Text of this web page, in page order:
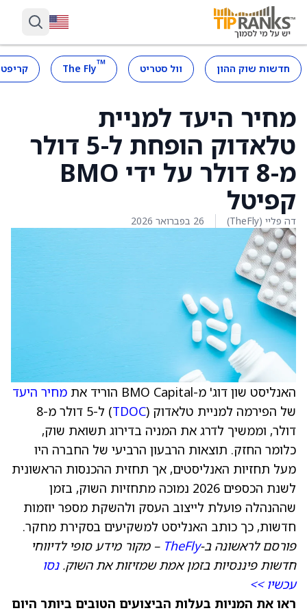
חדשות שוק ההון וול סטריט ™
The Fly
מחיר היעד למניית
טלאדוק הופחת ל-5 דולר
מ-8 דולר על ידי BMO
קפיטל
דה פליי (TheFly) 26 בפברואר 2026
האנליסט שון דוג' מ-BMO Capital הוריד את
מחיר היעד
של הפירמה למניית טלאדוק (TDOC
) ל-5 דולר מ-8
דולר, וממשיך לדרג את המניה בדירוג תשואת שוק,
כלומר החזק. תוצאות הרבעון הרביעי של החברה היו
מעל תחזיות האנליסטים, אך תחזית ההכנסות הראשונית
לשנת הכספים 2026 נמוכה מתחזיות השוק, בזמן
שההנהלה פועלת לייצוב העסק ולהשקת מספר יוזמות
חדשות, כך כותב האנליסט למשקיעים בסקירת מחקר.
פורסם לראשונה ב-TheFly – מקור מידע סופי לדיווחי
חדשות פיננסיות בזמן אמת שמזיזות את השוק.נסו
עכשיו >>
ראו את המניות בעלות הביצועים הטובים ביותר היום